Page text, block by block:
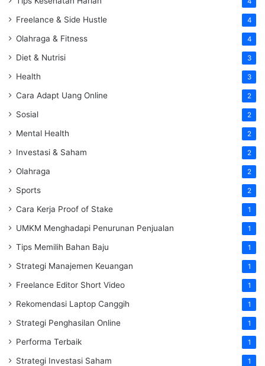
Freelance & Side Hustle 4
Olahraga & Fitness 4
Diet & Nutrisi 3
Health 3
Cara Adapt Uang Online 2
Sosial 2
Mental Health 2
Investasi & Saham 2
Olahraga 2
Sports 2
Cara Kerja Proof of Stake 1
UMKM Menghadapi Penurunan Penjualan 1
Tips Memilih Bahan Baju 1
Strategi Manajemen Keuangan 1
Freelance Editor Short Video 1
Rekomendasi Laptop Canggih 1
Strategi Penghasilan Online 1
Performa Terbaik 1
Strategi Investasi Saham 1